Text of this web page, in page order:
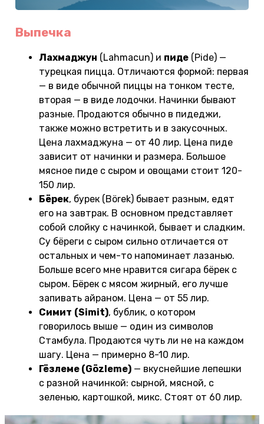
Выпечка
Лахмаджун (Lahmacun) и пиде (Pide) —
турецкая пицца. Отличаются формой: первая
— в виде обычной пиццы на тонком тесте,
вторая — в виде лодочки. Начинки бывают
разные. Продаются обычно в пидеджи,
также можно встретить и в закусочных.
Цена лахмаджуна — от 40 лир. Цена пиде
зависит от начинки и размера. Большое
мясное пиде с сыром и овощами стоит 120-
150 лир.
Бёрек, бурек (Börek) бывает разным, едят
его на завтрак. В основном представляет
собой слойку с начинкой, бывает и сладким.
Су бёреги с сыром сильно отличается от
остальных и чем-то напоминает лазанью.
Больше всего мне нравится сигара бёрек с
сыром. Бёрек с мясом жирный, его лучше
запивать айраном. Цена — от 55 лир.
Симит (Simit), бублик, о котором
говорилось выше — один из символов
Стамбула. Продаются чуть ли не на каждом
шагу. Цена — примерно 8-10 лир.
Гёзлеме (Gözleme) — вкуснейшие лепешки
с разной начинкой: сырной, мясной, с
зеленью, картошкой, микс. Стоят от 60 лир.